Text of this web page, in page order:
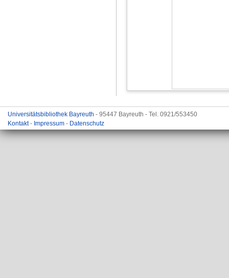
Universitätsbibliothek Bayreuth - 95447 Bayreuth - Tel. 0921/553450
Kontakt- Impressum - Datenschutz